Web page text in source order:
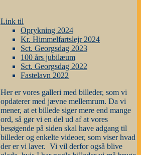
Link til
Oprykning 2024
Kr. Himmelfartslejr 2024
Sct. Georgsdag 2023
100 års jubilæum
Sct. Georgsdag 2022
Fastelavn 2022
Her er vores galleri med billeder, som vi
opdaterer med jævne mellemrum. Da vi
mener, at et billede siger mere end mange
ord, så gør vi en del ud af at vores
besøgende på siden skal have adgang til
billeder og enkelte videoer, som viser hvad
der er vi laver. Vi vil derfor også blive